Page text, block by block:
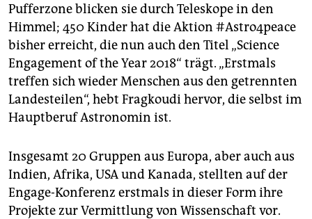
Pufferzone blicken sie durch Teleskope in den
Himmel; 450 Kinder hat die Aktion #Astro4peace
bisher erreicht, die nun auch den Titel „Science
Engagement of the Year 2018“ trägt. „Erstmals
treffen sich wieder Menschen aus den getrennten
Landesteilen“, hebt Fragkoudi hervor, die selbst im
Hauptberuf Astronomin ist.
Insgesamt 20 Gruppen aus Europa, aber auch aus
Indien, Afrika, USA und Kanada, stellten auf der
Engage-Konferenz erstmals in dieser Form ihre
Projekte zur Vermittlung von Wissenschaft vor.